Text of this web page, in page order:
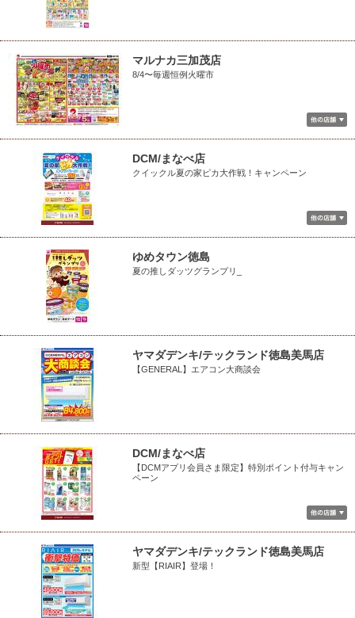
マルナカ三加茂店
8/4〜毎週恒例火曜市
DCM/まなべ店
クイックル夏の家ピカ大作戦！キャンペーン
ゆめタウン徳島
夏の推しダッツグランプリ_
ヤマダデンキ/テックランド徳島美馬店
【GENERAL】エアコン大商談会
DCM/まなべ店
【DCMアプリ会員さま限定】特別ポイント付与キャン
ペーン
ヤマダデンキ/テックランド徳島美馬店
新型【RIAIR】登場！